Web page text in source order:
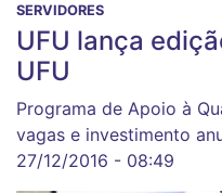
SERVIDORES
UFU lança
UFU
Programa de Apoio à
vagas e investimento
27/12/2016 - 08:49